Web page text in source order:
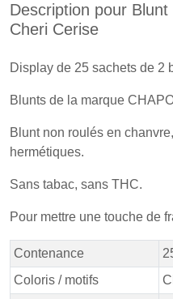
Description pour
Cheri Cerise
Display de 25 sachets de 2
Blunts de la marque
Blunt non roulés en
hermétiques.
Sans tabac, sans THC.
Pour mettre une touche de
Contenance
Coloris / motifs